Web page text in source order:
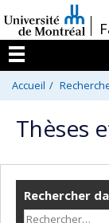
au
contenu
/
Menu
Accueil
Thèses
Rechercher